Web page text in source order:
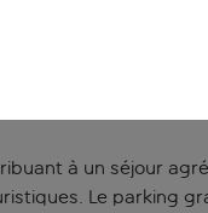
est un
est facilement
aperitivo, et
à un séjour
Le parking